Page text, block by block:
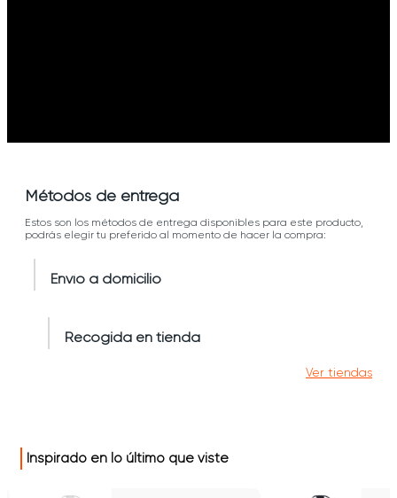
Métodos de entrega
Estos son los métodos de entrega disponibles para este producto,
podrás elegir tu preferido al momento de hacer la compra:
Envío a domicilio
Recogida en tienda
Ver tiendas
Inspirado en lo último que viste